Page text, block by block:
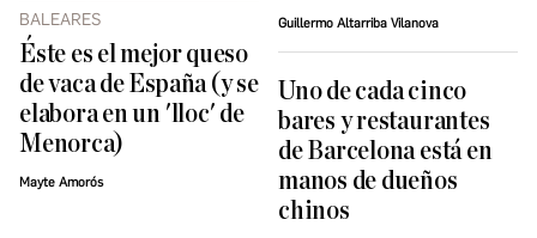
BALEARES
Éste es el mejor queso
de vaca de España (y se
elabora en un 'lloc' de
Menorca)
Mayte Amorós
Guillermo Altarriba Vilanova
Uno de cada cinco
bares y restaurantes
de Barcelona está en
manos de dueños
chinos